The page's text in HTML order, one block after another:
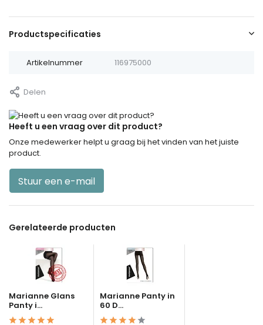
Productspecificaties
Artikelnummer 116975000
Delen
Heeft u een vraag over dit product?
Onze medewerker helpt u graag bij het vinden van het juiste
product.
Stuur een e-mail
Gerelateerde producten
Marianne Glans
Panty i...
Marianne Panty in
60 D...